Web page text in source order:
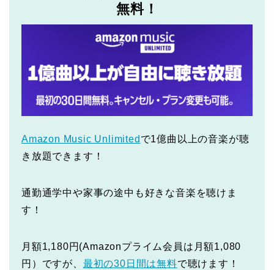
無料！
Amazon Music Unlimited で1億曲以上の音楽が聴
き放題できます！
通勤通学中や家事の途中も好きな音楽を聴けま
す！
月額1,180円(Amazonプライム会員は月額1,080
円）ですが、 最初の30日間は無料で聴けます！